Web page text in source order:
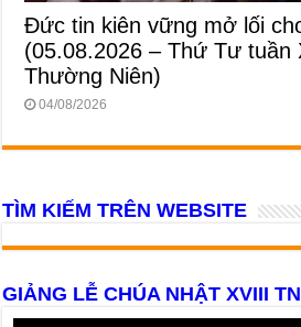
Đức tin kiên vững mở lối
(05.08.2026 – Thứ Tư tuần
Thường Niên)
04/08/2026
TÌM KIẾM TRÊN WEBSITE
GIẢNG LỄ CHÚA NHẬT XVIII